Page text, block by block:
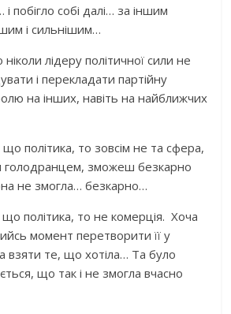
і побігло собі далі… за іншим
і сильнішим…
лідеру політичної сили не
і перекладати партійну
на інших, навіть на найближчих
політика, то зовсім не та сфера,
зможеш безкарно
не змогла… безкарно…
політика, то не комерція. Хоча
момент перетворити її у
взяти те, що хотіла… Та було
що так і не змогла вчасно